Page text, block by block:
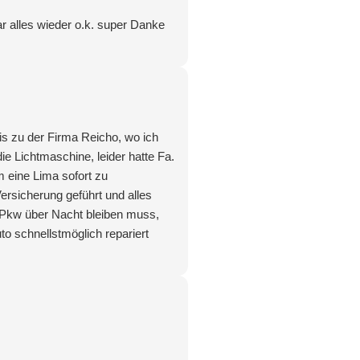
alles wieder o.k. super Danke
zu der Firma Reicho, wo ich
Lichtmaschine, leider hatte Fa.
eine Lima sofort zu
geführt und alles
über Nacht bleiben muss,
schnellstmöglich repariert
freudige Überraschung…